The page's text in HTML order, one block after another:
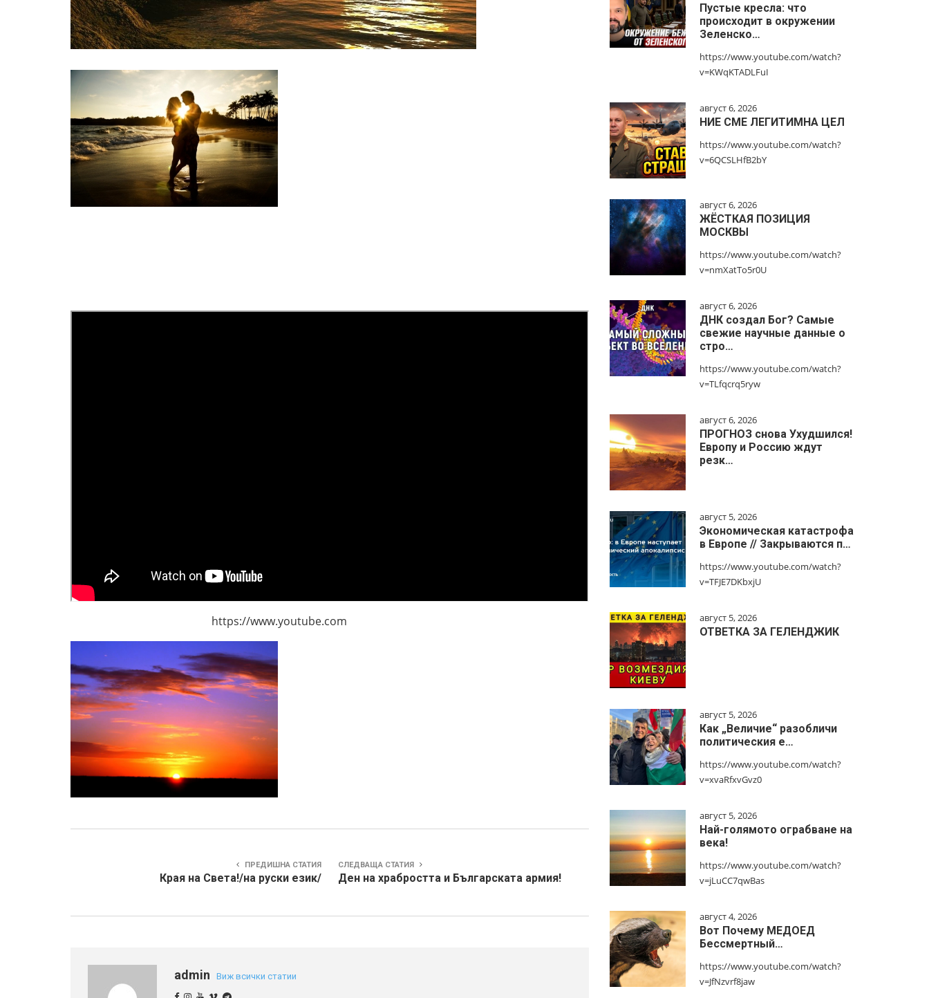
https://www.youtube.com
ПРЕДИШНА СТАТИЯ
Края на Света!/на руски език/
СЛЕДВАЩА СТАТИЯ
Ден на храбростта и Българската армия!
admin Виж всички статии
Пустые кресла: что
происходит в окружении
Зеленско…
https://www.youtube.com/watch?
v=KWqKTADLFuI
август 6, 2026
НИЕ СМЕ ЛЕГИТИМНА ЦЕЛ
https://www.youtube.com/watch?
v=6QCSLHfB2bY
август 6, 2026
ЖЁСТКАЯ ПОЗИЦИЯ
МОСКВЫ
https://www.youtube.com/watch?
v=nmXatTo5r0U
август 6, 2026
ДНК создал Бог? Самые
свежие научные данные о
стро…
https://www.youtube.com/watch?
v=TLfqcrq5ryw
август 6, 2026
ПРОГНОЗ снова Ухудшился!
Европу и Россию ждут
резк…
август 5, 2026
Экономическая катастрофа
в Европе // Закрываются п…
https://www.youtube.com/watch?
v=TFJE7DKbxjU
август 5, 2026
ОТВЕТКА ЗА ГЕЛЕНДЖИК
август 5, 2026
Как „Величие“ разобличи
политическия е…
https://www.youtube.com/watch?
v=xvaRfxvGvz0
август 5, 2026
Най-голямото ограбване на
века!
https://www.youtube.com/watch?
v=jLuCC7qwBas
август 4, 2026
Вот Почему МЕДОЕД
Бессмертный…
https://www.youtube.com/watch?
v=JfNzvrf8jaw